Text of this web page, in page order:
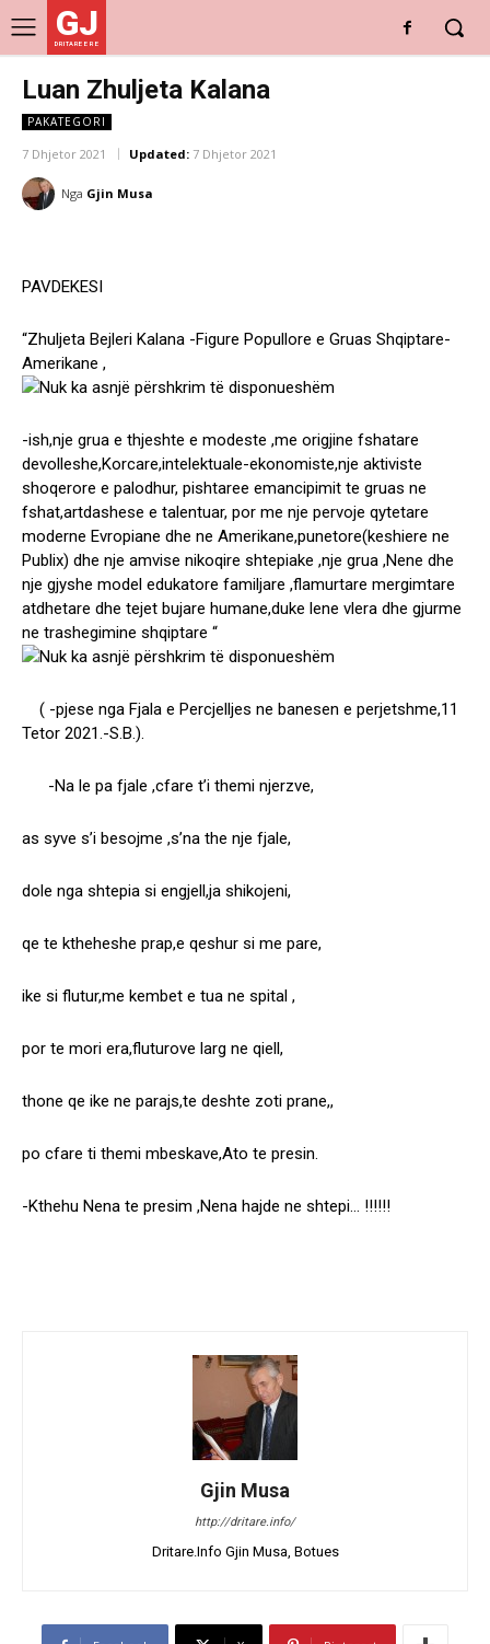
GJ
DRITARE E RE
Luan Zhuljeta Kalana
PAKATEGORI
7 Dhjetor 2021 Updated: 7 Dhjetor 2021
Nga Gjin Musa
PAVDEKESI
“Zhuljeta Bejleri Kalana -Figure Popullore e Gruas Shqiptare-
Amerikane ,
-ish,nje grua e thjeshte e modeste ,me origjine fshatare
devolleshe,Korcare,intelektuale-ekonomiste,nje aktiviste
shoqerore e palodhur, pishtaree emancipimit te gruas ne
fshat,artdashese e talentuar, por me nje pervoje qytetare
moderne Evropiane dhe ne Amerikane,punetore(keshiere ne
Publix) dhe nje amvise nikoqire shtepiake ,nje grua ,Nene dhe
nje gjyshe model edukatore familjare ,flamurtare mergimtare
atdhetare dhe tejet bujare humane,duke lene vlera dhe gjurme
ne trashegimine shqiptare “
( -pjese nga Fjala e Percjelljes ne banesen e perjetshme,11
Tetor 2021.-S.B.).
-Na le pa fjale ,cfare t’i themi njerzve,
as syve s’i besojme ,s’na the nje fjale,
dole nga shtepia si engjell,ja shikojeni,
qe te ktheheshe prap,e qeshur si me pare,
ike si flutur,me kembet e tua ne spital ,
por te mori era,fluturove larg ne qiell,
thone qe ike ne parajs,te deshte zoti prane,,
po cfare ti themi mbeskave,Ato te presin.
-Kthehu Nena te presim ,Nena hajde ne shtepi… !!!!!!
Gjin Musa
http://dritare.info/
Dritare.Info Gjin Musa, Botues